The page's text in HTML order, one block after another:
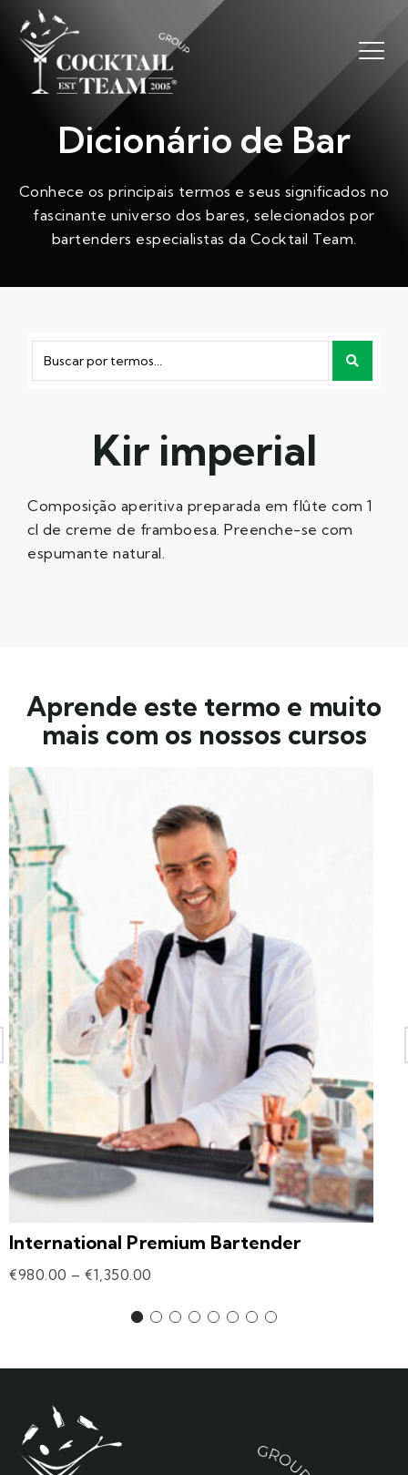
Dicionário de Bar
Conhece os principais termos e seus significados no
fascinante universo dos bares, selecionados por
bartenders especialistas da Cocktail Team.
Kir imperial
Composição aperitiva preparada em flûte com 1
cl de creme de framboesa. Preenche-se com
espumante natural.
Aprende este termo e muito
mais com os nossos cursos
International Premium Bartender
€980.00 – €1,350.00